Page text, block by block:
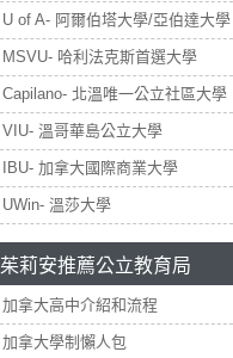
U of A- 阿爾伯塔大學/亞伯達大學
MSVU- 哈利法克斯首選大學
Capilano- 北溫唯一公立社區大學
VIU- 溫哥華島公立大學
IBU- 加拿大國際商業大學
UWin- 溫莎大學
茱莉安推薦公立教育局
加拿大高中介紹和流程
加拿大學制懶人包